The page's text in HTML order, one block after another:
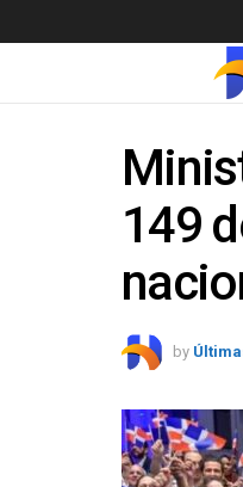
149
by